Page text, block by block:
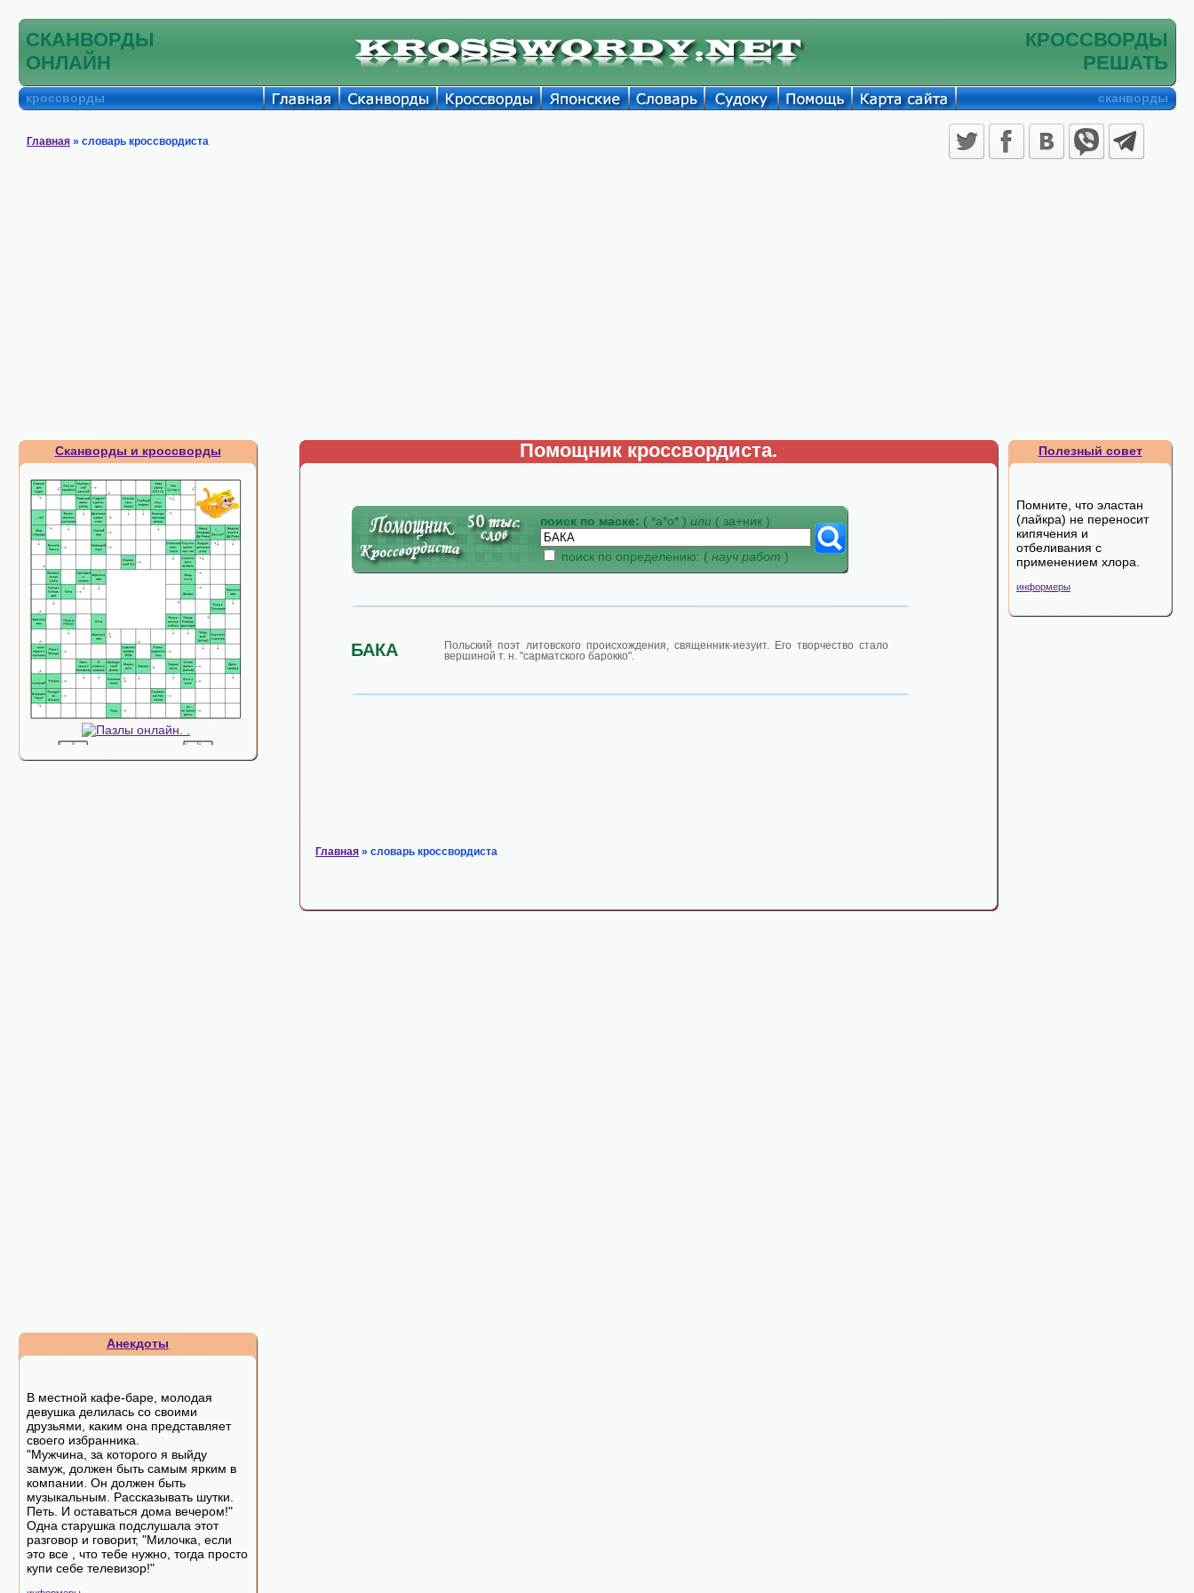
СКАНВОРДЫ
ОНЛАЙН
КРОССВОРДЫ
РЕШАТЬ
кроссворды сканворды
Главная » словарь кроссвордиста
Сканворды и кроссворды
Анекдоты
В местной кафе-баре, молодая
девушка делилась со своими
друзьями, каким она представляет
своего избранника.
"Мужчина, за которого я выйду
замуж, должен быть самым ярким в
компании. Он должен быть
музыкальным. Рассказывать шутки.
Петь. И оставаться дома вечером!"
Одна старушка подслушала этот
разговор и говорит, "Милочка, если
это все , что тебе нужно, тогда просто
купи себе телевизор!"
Помощник кроссвордиста.
поиск по маске: ( *а*о* ) или ( за+ник )
поиск по определению: ( науч работ )
БАКА
Польский поэт литовского происхождения, священник-иезуит. Его творчество стало
вершиной т. н. "сарматского барокко".
Главная » словарь кроссвордиста
Полезный совет
Помните, что эластан
(лайкра) не переносит
кипячения и
отбеливания с
применением хлора.
информеры